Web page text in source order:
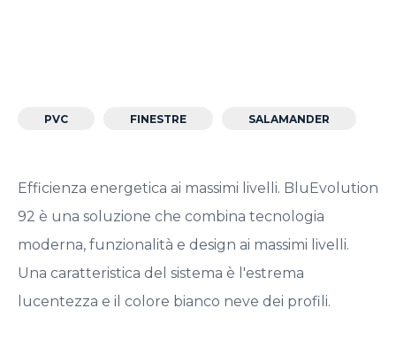
PVC FINESTRE SALAMANDER
Efficienza energetica ai massimi livelli. BluEvolution
92 è una soluzione che combina tecnologia
moderna, funzionalità e design ai massimi livelli.
Una caratteristica del sistema è l'estrema
lucentezza e il colore bianco neve dei profili.